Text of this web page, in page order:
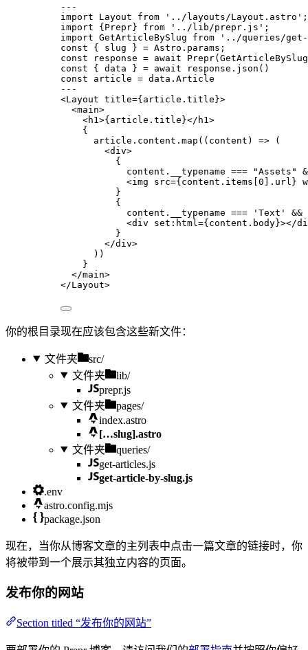
---
import Layout from ' ../layouts/Layout.astro ' ;
import {Prepr} from ' ../lib/prepr.js ' ;
import GetArticleBySlug from ' ../queries/
const { slug } = Astro . params ;
const
response = await Prepr(GetArticleBySlug
const { data } = await response . json ()
const article = data . Article
---
<Layout title={article . title}>
<main>
<h1 >{article . title}</ h1 >
{
article . content . map ( ( content ) => (
<div>
{
content . __typename === "Assets "
<img src={content . items [0 ] . url }
}
{
content . __typename === ' Text '
&&
<div set : html ={content . body}></
}
</div>
))
}
</main>
</Layout>
你的根目录现在应该包含这些新文件：
文件夹
src/
文件夹
lib/
prepr.js
文件夹
pages/
index.astro
[…slug].astro
文件夹
queries/
get-articles.js
get-article-by-slug.js
.env
astro.config.mjs
package.json
现在，当你从博客文章的主列表中点击一篇文章的链接时，你
将被带到一个展示其独立内容的页面。
发布你的网站
Section titled “发布你的网站”